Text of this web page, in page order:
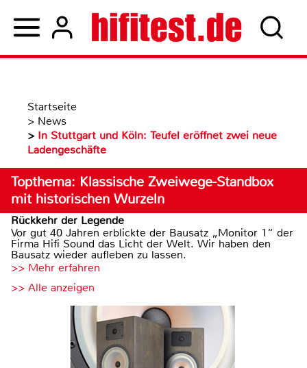
Startseite
> News
> In Stuttgart und Köln: Teufel eröffnet zwei neue
Ladengeschäfte
Topthema: Klassische Zweiwege-Standbox
mit historischen Wurzeln
Rückkehr der Legende
Vor gut 40 Jahren erblickte der Bausatz „Monitor 1“ der
Firma Hifi Sound das Licht der Welt. Wir haben den
Bausatz wieder aufleben zu lassen.
>> Mehr erfahren
>> Alle anzeigen